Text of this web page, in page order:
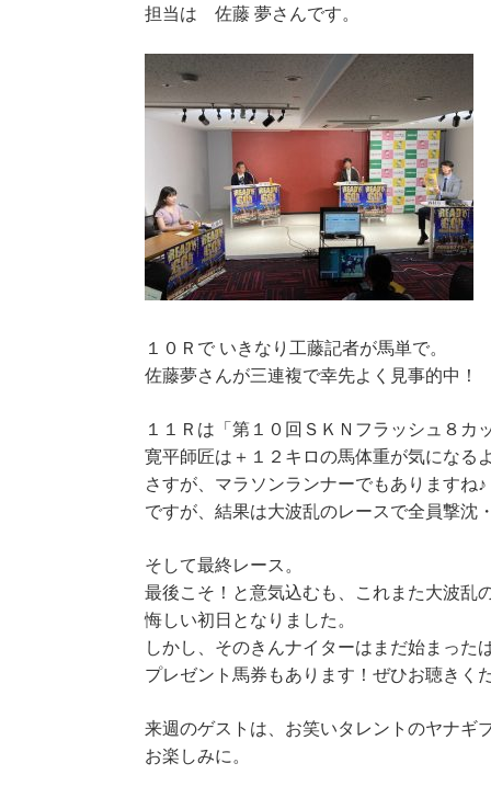
担当は 佐藤 夢さんです。
１０Ｒで いきなり工藤記者が馬単で。
佐藤夢さんが三連複で幸先よく見事的中！
１１Ｒは「第１０回ＳＫＮフラッシュ８カ
寛平師匠は＋１２キロの馬体重が気になる
さすが、マラソンランナーでもありますね♪
ですが、結果は大波乱のレースで全員撃沈
そして最終レース。
最後こそ！と意気込むも、これまた大波乱
悔しい初日となりました。
しかし、そのきんナイターはまだ始まった
プレゼント馬券もあります！ぜひお聴きく
来週のゲストは、お笑いタレントのヤナギ
お楽しみに。